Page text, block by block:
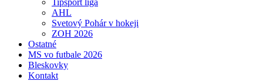
Tipsport liga
AHL
Svetový Pohár v hokeji
ZOH 2026
Ostatné
MS vo futbale 2026
Bleskovky
Kontakt